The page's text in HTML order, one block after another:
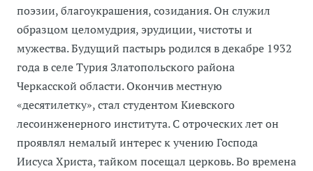
поэзии, благоукрашения, созидания. Он служил
образцом целомудрия, эрудиции, чистоты и
мужества. Будущий пастырь родился в декабре 1932
года в селе Турия Златопольского района
Черкасской области. Окончив местную
«десятилетку», стал студентом Киевского
лесоинженерного института. С отроческих лет он
проявлял немалый интерес к учению Господа
Иисуса Христа, тайком посещал церковь. Во времена